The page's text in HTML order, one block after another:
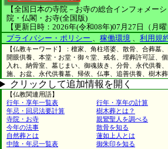
【全国日本の寺院－お寺の総合インフォメーシ
院・仏閣・お寺(全国版)
【更新日時：2026年(令和08年)07月27日（月曜
プライバシー・ポリシー 、 稼働環境 、 利用規
【仏教キーワード】：檀家、角柱塔婆、散骨、合葬墓
開眼供養、本堂・お堂・御々堂、戒名、埋葬許可証、
入れ、納骨室、墓じまい、御魂抜き、分骨、永代供養
施、お盆、永代供養墓、帰依、仏事、追善供養、樹木葬
クリックして追加情報を開く
【仏教関連用語】
行年・享年一覧表
行年・享年の計算
年忌・回忌法要計算
樹木葬とは？
寺院・お寺
親鸞聖人を調べる
今年の法事
散骨を知る
自然葬とは
蓮如上人とは
中陰・年忌一覧表
御朱印を知る